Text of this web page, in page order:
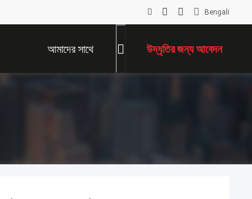
Bengali
আমাদের সাথে উদ্ধৃতির জন্য আবেদন